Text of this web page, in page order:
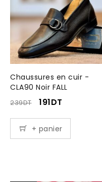
Chaussures en cuir -
CLA90 Noir FALL
239DT 191DT
+ panier